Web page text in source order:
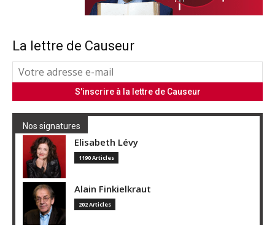
La lettre de Causeur
Nos signatures
Elisabeth Lévy
1190 Articles
Alain Finkielkraut
202 Articles